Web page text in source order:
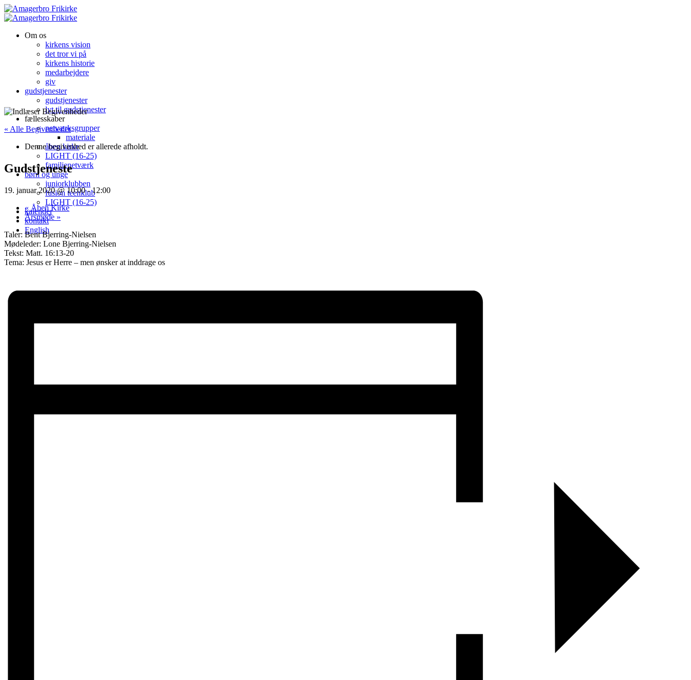
Om os
kirkens vision
det tror vi på
kirkens historie
medarbejdere
giv
gudstjenester
gudstjenester
lyt til gudstjenester
fællesskaber
netværksgrupper
materiale
åben kirke
LIGHT (16-25)
familienetværk
børn og unge
juniorklubben
fusion teenklub
LIGHT (16-25)
kalender
kontakt
English
« Alle Begivenheder
Denne begivenhed er allerede afholdt.
Gudstjeneste
19. januar 2020 @ 10:00-12:00
« Åben Kirke
Årsmøde »
Taler: Bent Bjerring-Nielsen
Mødeleder: Lone Bjerring-Nielsen
Tekst: Matt. 16:13-20
Tema: Jesus er Herre – men ønsker at inddrage os